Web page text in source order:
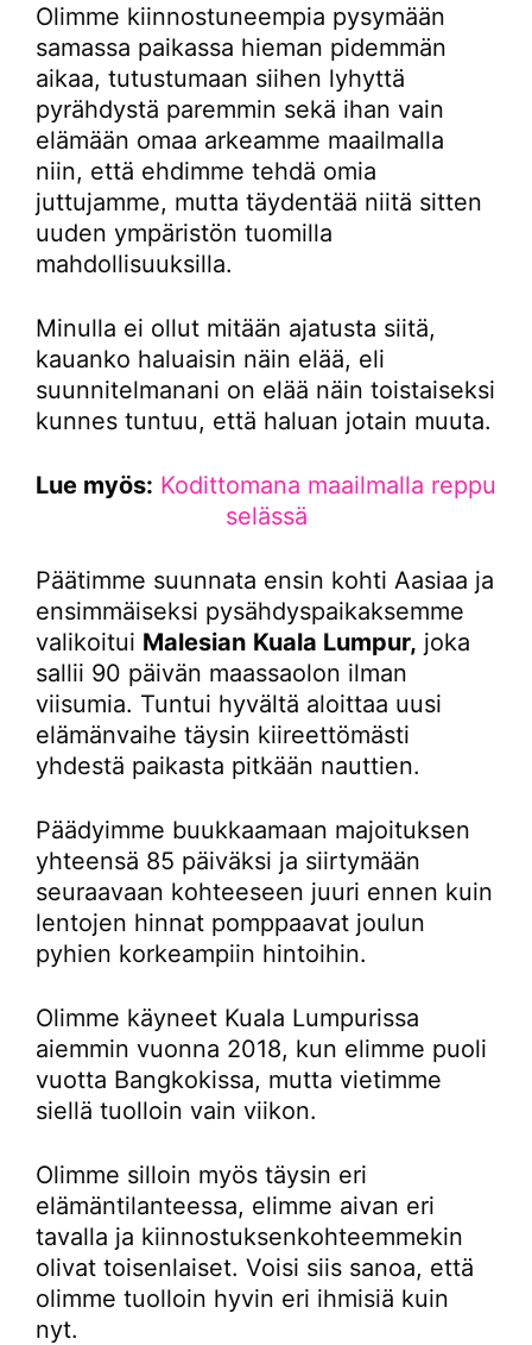
Olimme kiinnostuneempia pysymään
samassa paikassa hieman pidemmän
aikaa, tutustumaan siihen lyhyttä
pyrähdystä paremmin sekä ihan vain
elämään omaa arkeamme maailmalla
niin, että ehdimme tehdä omia
juttujamme, mutta täydentää niitä sitten
uuden ympäristön tuomilla
mahdollisuuksilla.
Minulla ei ollut mitään ajatusta siitä,
kauanko haluaisin näin elää, eli
suunnitelmanani on elää näin toistaiseksi
kunnes tuntuu, että haluan jotain muuta.
Lue myös: Kodittomana maailmalla reppu
selässä
Päätimme suunnata ensin kohti Aasiaa ja
ensimmäiseksi pysähdyspaikaksemme
valikoitui Malesian Kuala Lumpur, joka
sallii 90 päivän maassaolon ilman
viisumia. Tuntui hyvältä aloittaa uusi
elämänvaihe täysin kiireettömästi
yhdestä paikasta pitkään nauttien.
Päädyimme buukkaamaan majoituksen
yhteensä 85 päiväksi ja siirtymään
seuraavaan kohteeseen juuri ennen kuin
lentojen hinnat pomppaavat joulun
pyhien korkeampiin hintoihin.
Olimme käyneet Kuala Lumpurissa
aiemmin vuonna 2018, kun elimme puoli
vuotta Bangkokissa, mutta vietimme
siellä tuolloin vain viikon.
Olimme silloin myös täysin eri
elämäntilanteessa, elimme aivan eri
tavalla ja kiinnostuksenkohteemmekin
olivat toisenlaiset. Voisi siis sanoa, että
olimme tuolloin hyvin eri ihmisiä kuin
nyt.